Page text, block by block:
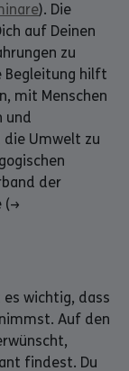
). Die
auf Deinen
zu
Begleitung hilft
mit Menschen
und
Umwelt zu
der
(→
wichtig, dass
Auf den
findest. Du